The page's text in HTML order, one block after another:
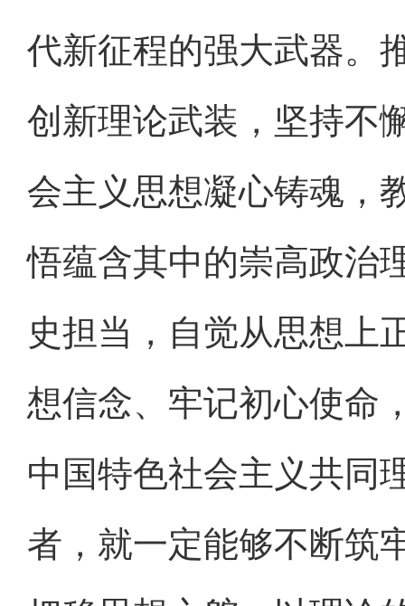
代新征程的强大武器。
创新理论武装，坚持不
会主义思想凝心铸魂，
悟蕴含其中的崇高政治
史担当，自觉从思想上
想信念、牢记初心使命
中国特色社会主义共同
者，就一定能够不断筑